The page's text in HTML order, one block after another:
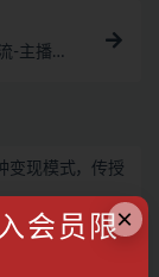
-主播
变现模式，传授
28
×
会员限